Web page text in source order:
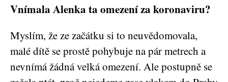
Vnímala Alenka ta omezení za koronaviru?
Mys­lím, že ze začát­ku si to neu­vě­do­mo­va­la,
malé dítě se pros­tě pohy­bu­je na pár met­rech a
nevní­má žád­ná vel­ká ome­ze­ní. Ale postup­ně se